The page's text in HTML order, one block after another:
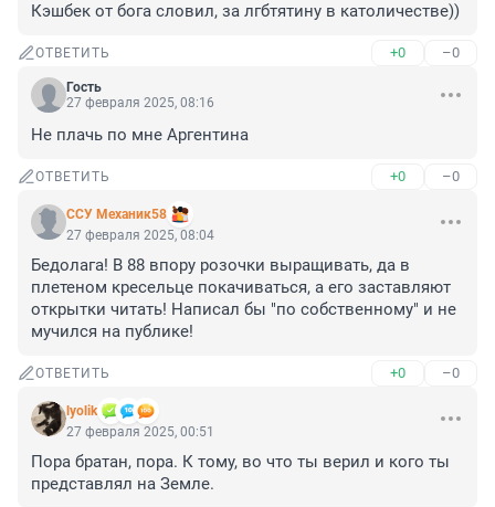
Кэшбек от бога словил, за лгбтятину в католичестве))
ОТВЕТИТЬ +0 –0
Гость
27 февраля 2025, 08:16
Не плачь по мне Аргентина
ОТВЕТИТЬ +0 –0
ССУ Механик58
27 февраля 2025, 08:04
Бедолага! В 88 впору розочки выращивать, да в
плетеном кресельце покачиваться, а его заставляют
открытки читать! Написал бы "по собственному" и не
мучился на публике!
ОТВЕТИТЬ +0 –0
lyolik
27 февраля 2025, 00:51
Пора братан, пора. К тому, во что ты верил и кого ты
представлял на Земле.